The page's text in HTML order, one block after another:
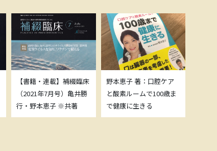
【書籍・連載】補綴臨床
（2021年7月号）亀井勝
行・野本恵子 ※共著
野本恵子 著：口腔ケア
と酸素ルームで100歳ま
で健康に生きる